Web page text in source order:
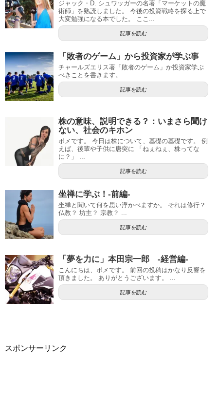
ジャック・D. シュワッガーの名著「マーケットの魔
術師」を熟読しました。 今後の投資戦略を探る上で
大変勉強になる本でした。 ここ...
記事を読む
「敗者のゲーム」から投資家が学ぶ事
チャールズエリス著「敗者のゲーム」か投資家学ぶ
べきことを書きます。
記事を読む
株の意味、説明できる？：いまさら聞け
ない、社会のキホン
ポメです。 今日は株について、基礎の基礎です。 例
えば、後輩や子供に唐突に 「ねぇねぇ、株ってな
に？」 ...
記事を読む
坐禅に学ぶ！-前編-
坐禅と聞いて何を思い浮かべますか。 それは修行？
仏教？ 坊主？ 宗教？ ...
記事を読む
「夢を力に」本田宗一郎 -経営編-
こんにちは、ポメです。 前回の投稿はかなり反響を
頂きました。 ありがとうございます。 ...
記事を読む
スポンサーリンク